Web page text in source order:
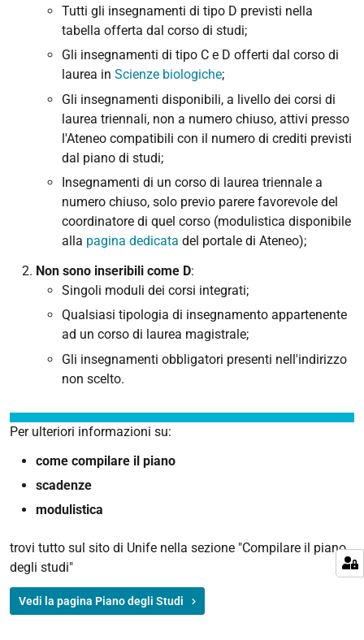
Tutti gli insegnamenti di tipo D previsti nella
tabella offerta dal corso di studi;
Gli insegnamenti di tipo C e D offerti dal corso di
laurea in Scienze biologiche;
Gli insegnamenti disponibili, a livello dei corsi di
laurea triennali, non a numero chiuso, attivi presso
l'Ateneo compatibili con il numero di crediti previsti
dal piano di studi;
Insegnamenti di un corso di laurea triennale a
numero chiuso, solo previo parere favorevole del
coordinatore di quel corso (modulistica disponibile
alla pagina dedicata del portale di Ateneo);
Non sono inseribili come D:
Singoli moduli dei corsi integrati;
Qualsiasi tipologia di insegnamento appartenente
ad un corso di laurea magistrale;
Gli insegnamenti obbligatori presenti nell'indirizzo
non scelto.
Per ulteriori informazioni su:
come compilare il piano
scadenze
modulistica
trovi tutto sul sito di Unife nella sezione "Compilare il piano
degli studi"
Vedi la pagina Piano degli Studi